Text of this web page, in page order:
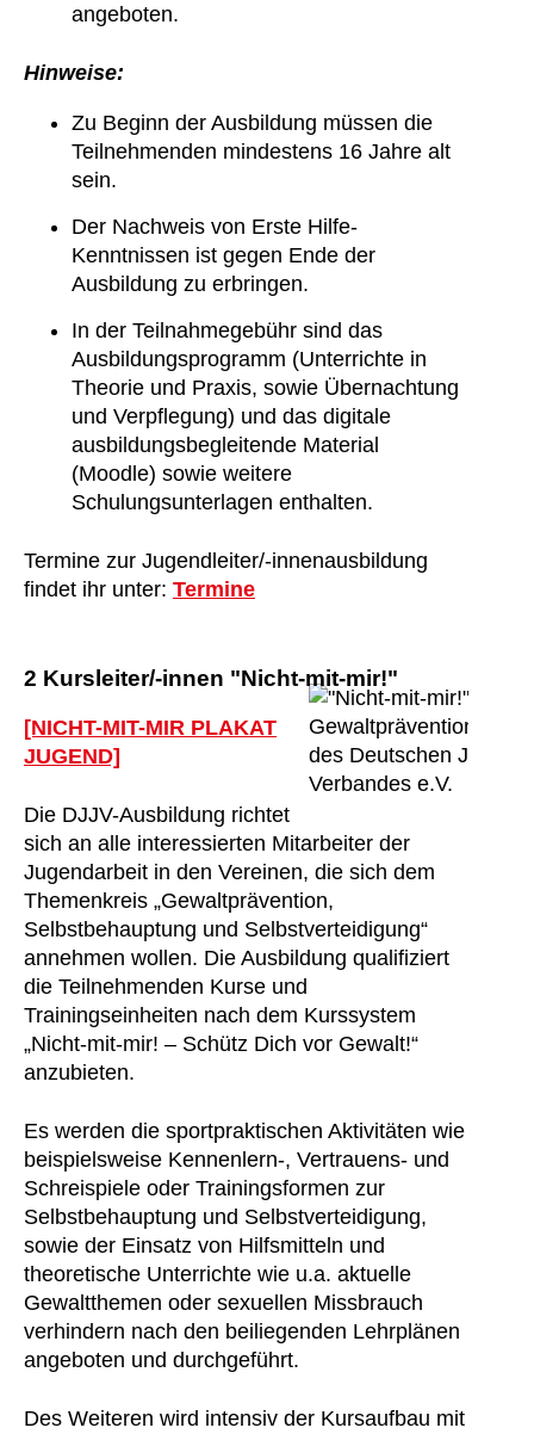
angeboten.
Hinweise:
Zu Beginn der Ausbildung müssen die
Teilnehmenden mindestens 16 Jahre alt
sein.
Der Nachweis von Erste Hilfe-
Kenntnissen ist gegen Ende der
Ausbildung zu erbringen.
In der Teilnahmegebühr sind das
Ausbildungsprogramm (Unterrichte in
Theorie und Praxis, sowie Übernachtung
und Verpflegung) und das digitale
ausbildungsbegleitende Material
(Moodle) sowie weitere
Schulungsunterlagen enthalten.
Termine zur Jugendleiter/-innenausbildung
findet ihr unter: Termine
2 Kursleiter/-innen "Nicht-mit-mir!"
[NICHT-MIT-MIR PLAKAT
JUGEND]
Die DJJV-Ausbildung richtet
sich an alle interessierten Mitarbeiter der
Jugendarbeit in den Vereinen, die sich dem
Themenkreis „Gewaltprävention,
Selbstbehauptung und Selbstverteidigung“
annehmen wollen. Die Ausbildung qualifiziert
die Teilnehmenden Kurse und
Trainingseinheiten nach dem Kurssystem
„Nicht-mit-mir! – Schütz Dich vor Gewalt!“
anzubieten.
Es werden die sportpraktischen Aktivitäten wie
beispielsweise Kennenlern-, Vertrauens- und
Schreispiele oder Trainingsformen zur
Selbstbehauptung und Selbstverteidigung,
sowie der Einsatz von Hilfsmitteln und
theoretische Unterrichte wie u.a. aktuelle
Gewaltthemen oder sexuellen Missbrauch
verhindern nach den beiliegenden Lehrplänen
angeboten und durchgeführt.
Des Weiteren wird intensiv der Kursaufbau mit